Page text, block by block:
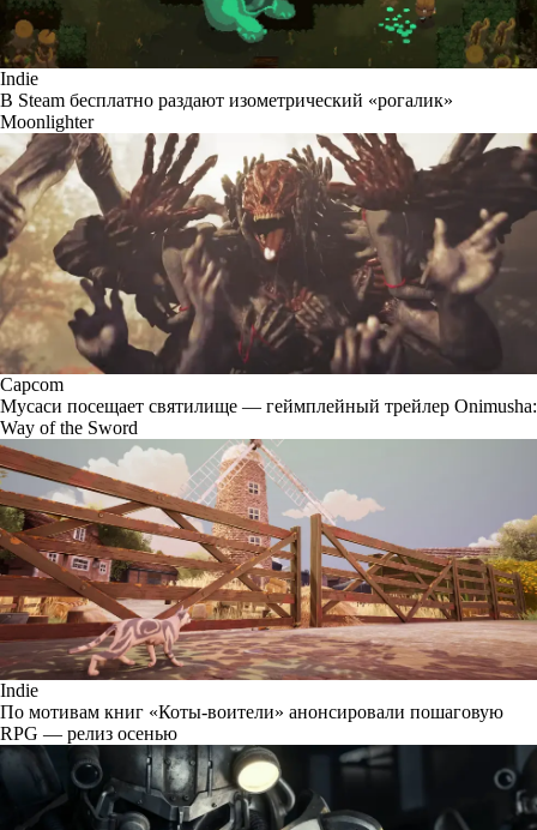
Indie
В Steam бесплатно раздают изометрический «рогалик»
Moonlighter
Capcom
Мусаси посещает святилище — геймплейный трейлер Onimusha:
Way of the Sword
Indie
По мотивам книг «Коты-воители» анонсировали пошаговую
RPG — релиз осенью